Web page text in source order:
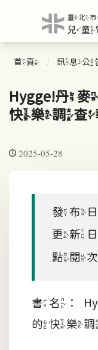
首頁 訊息公
Hygge!丹
快樂調
2025-05-28
發布日
更新日
點閱
書名：
的快樂